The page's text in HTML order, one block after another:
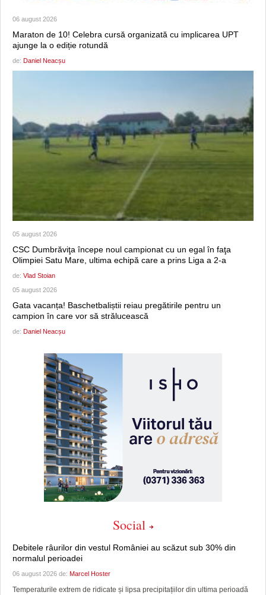
06 august 2026
Maraton de 10! Celebra cursă organizată cu implicarea UPT
ajunge la o ediție rotundă
de: Daniel Neacșu
05 august 2026
CSC Dumbrăviţa începe noul campionat cu un egal în faţa
Olimpiei Satu Mare, ultima echipă care a prins Liga a 2-a
de: Vlad Stoian
05 august 2026
Gata vacanța! Baschetbaliștii reiau pregătirile pentru un
campion în care vor să strălucească
de: Daniel Neacșu
Social
Debitele râurilor din vestul României au scăzut sub 30% din
normalul perioadei
06 august 2026 de: Marcel Hoster
Temperaturile extrem de ridicate și lipsa precipitațiilor din ultima perioadă